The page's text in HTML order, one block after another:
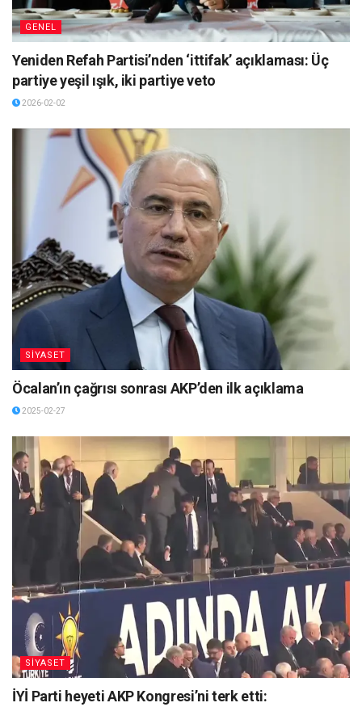
GENEL
Yeniden Refah Partisi’nden ‘ittifak’ açıklaması: Üç
partiye yeşil ışık, iki partiye veto
2026-02-02
SİYASET
Öcalan’ın çağrısı sonrası AKP’den ilk açıklama
2025-02-27
SİYASET
İYİ Parti heyeti AKP Kongresi’ni terk etti: